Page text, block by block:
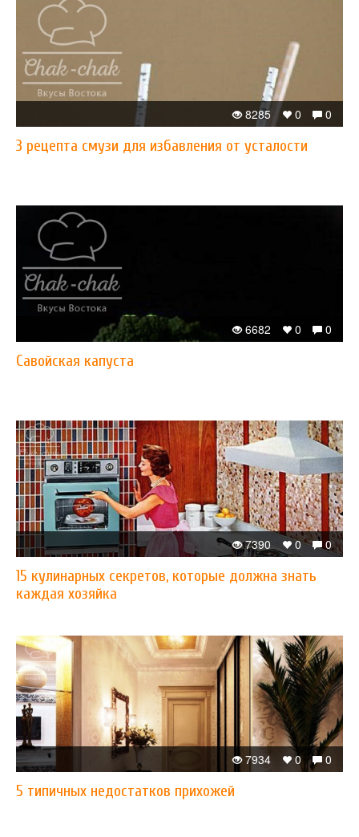
0
0
8285
3 рецепта смузи для избавления от усталости
0
0
6682
Савойская капуста
0
0
7390
15 кулинарных секретов, которые должна знать
каждая хозяйка
0
0
7934
5 типичных недостатков прихожей